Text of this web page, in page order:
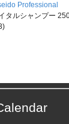
Professional
タルシャンプー